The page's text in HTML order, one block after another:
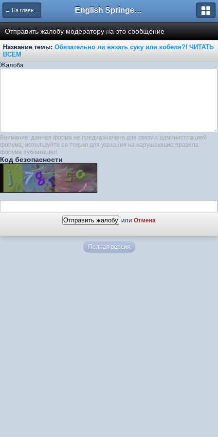
← На главную English Springer Spaniel Club
Отправить жалобу модератору на это сообщение
Название темы: Обязательно ли вязать суку или кобеля?! ЧИТАТЬ
ВСЕМ
Жалоба
Внимание: данная форма не предназначена для связи с администрацией
форума, используйте ее только для указания на нарушающие правила
форума публикации!
Код безопасности
или Отмена
Полная версия